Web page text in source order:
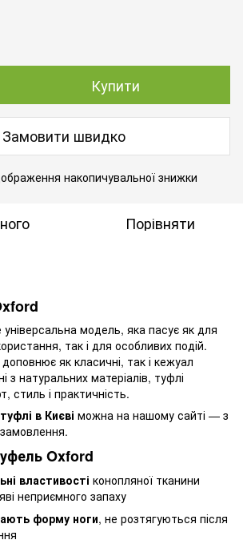
Купити
Замовити швидко
накопичувальної знижки
Порівняти
модель, яка пасує як для
так і для особливих подій.
як класичні, так і кежуал
з натуральних матеріалів, туфлі
стиль і практичність.
в Києві можна на нашому сайті — з
Oxford
властивості конопляної тканини
неприємного запаху
форму ноги, не розтягуються після